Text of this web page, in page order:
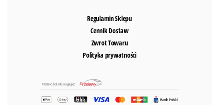
Regulamin Sklepu
Cennik Dostaw
Zwrot Towaru
Polityka prywatności